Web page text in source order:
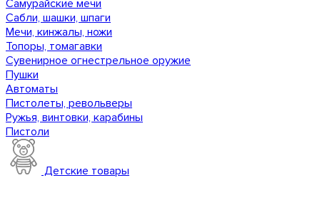
Самурайские мечи
Сабли, шашки, шпаги
Мечи, кинжалы, ножи
Топоры, томагавки
Сувенирное огнестрельное оружие
Пушки
Автоматы
Пистолеты, револьверы
Ружья, винтовки, карабины
Пистоли
Детские товары